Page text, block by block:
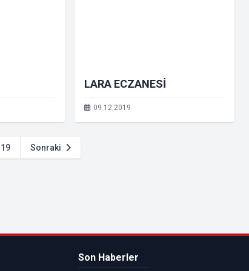
LARA ECZANESİ
09.12.2019
19 Sonraki
Son Haberler